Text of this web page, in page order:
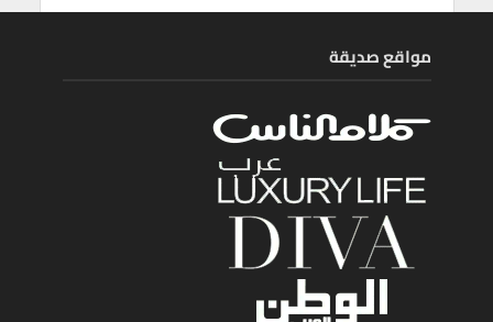
مواقع صديقة